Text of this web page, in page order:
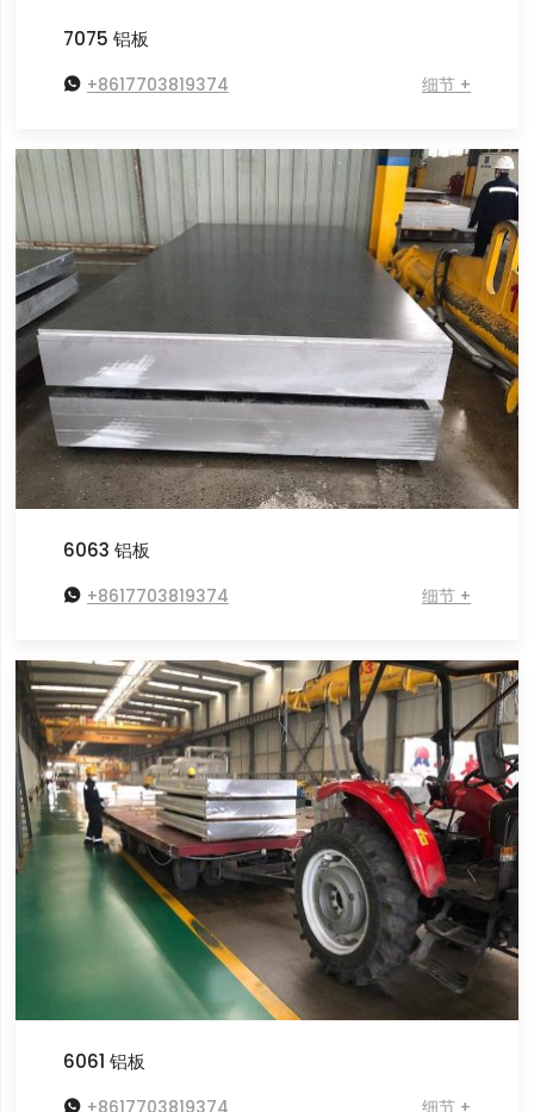
7075 铝板
 +8617703819374 细节 +
6063 铝板
 +8617703819374 细节 +
6061 铝板
